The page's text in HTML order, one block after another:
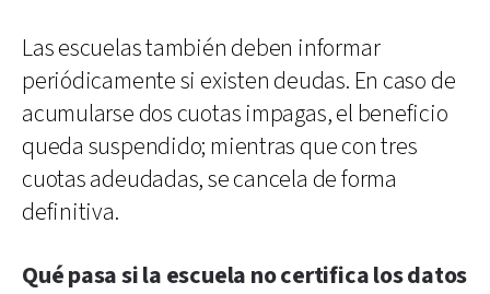
Las escuelas también deben informar
periódicamente si existen deudas. En caso de
acumularse dos cuotas impagas, el beneficio
queda suspendido; mientras que con tres
cuotas adeudadas, se cancela de forma
definitiva.
Qué pasa si la escuela no certifica los datos